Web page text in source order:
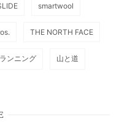
smartwool
THE NORTH FACE
ランニング 山と道